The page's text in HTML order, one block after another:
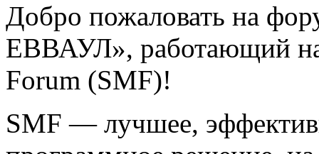
Добро пожаловать на
ЕВВАУЛ», работающий
Forum (SMF)!
SMF — лучшее,